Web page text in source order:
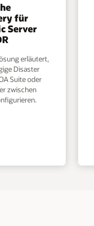
für
Server
erläutert,
Disaster
Suite oder
zwischen